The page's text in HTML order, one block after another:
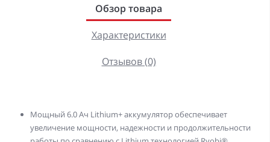
Обзор товара
Характеристики
Отзывов (0)
Мощный 6.0 Ач Lithium+ аккумулятор обеспечивает
увеличение мощности, надежности и продолжительности